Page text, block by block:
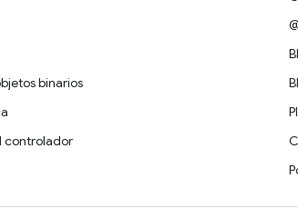
binarios
controlador